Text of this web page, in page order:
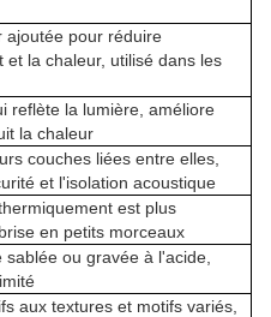
ajoutée pour réduire
et la chaleur, utilisé dans les
reflète la lumière, améliore
la chaleur
couches liées entre elles,
et l'isolation acoustique
est plus
en petits morceaux
sablée ou gravée à l'acide,
aux textures et motifs variés,